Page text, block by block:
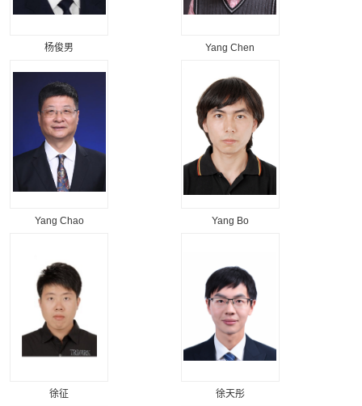
杨俊男 Yang Chen
Yang Chao Yang Bo
徐征 徐天彤